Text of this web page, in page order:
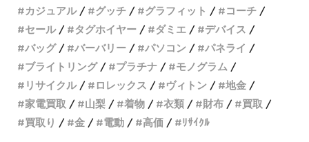
カジュアル
グッチ グラフィット
コーチ
セール
タグホイヤー ダミエ
デバイス
バッグ
バーバリー パソコン
パネライ
ブライトリング
プラチナ
モノグラム
リサイクル
ロレックス ヴィトン
地金
家電買取
山梨 着物 衣類 財布
買取
買取り
金 電動 高価 ﾘｻｲｸﾙ